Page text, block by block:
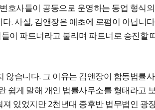
호사들이 공동으로 운영하는 동업 형식
. 사실, 김앤장은 애초에 로펌이 아닙니
이 파트너라고 불리며 파트너로 승진할
않습니다. 그 이유는 김앤장이 합동법률
쉽게 말해 개인 법률사무소를 형태라고
있었지만 2천년대 중후반 법무법인 광